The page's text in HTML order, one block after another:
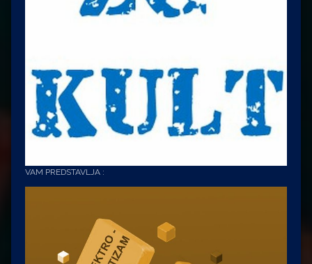
VAM PREDSTAVLJA :